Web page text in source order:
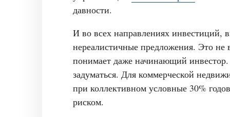
давности.
И во всех направлениях инвестиций,
нереалистичные предложения. Это не
понимает даже начинающий
задуматься. Для коммерческой
при коллективном условные 30%
риском.